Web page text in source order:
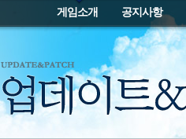
게임소개 공지사항